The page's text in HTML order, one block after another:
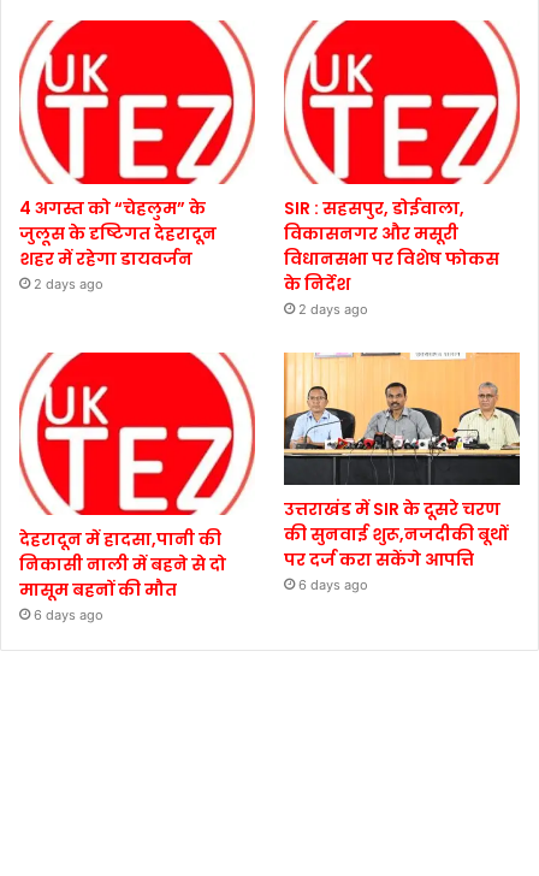
4 अगस्त को “चेहलुम” के
जुलूस के दृष्टिगत देहरादून
शहर में रहेगा डायवर्जन
2 days ago
SIR : सहसपुर, डोईवाला,
विकासनगर और मसूरी
विधानसभा पर विशेष फोकस
के निर्देश
2 days ago
देहरादून में हादसा,पानी की
निकासी नाली में बहने से दो
मासूम बहनों की मौत
6 days ago
उत्तराखंड में SIR के दूसरे चरण
की सुनवाई शुरू,नजदीकी बूथों
पर दर्ज करा सकेंगे आपत्ति
6 days ago